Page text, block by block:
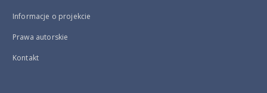
Informacje o projekcie
Prawa autorskie
Kontakt